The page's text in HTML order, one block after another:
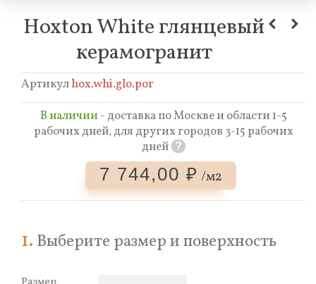
Hoxton White глянцевый
керамогранит
Артикулhox.whi.glo.por
В наличии - доставка по Москве и области 1-5
рабочих дней, для других городов 3-15 рабочих
дней
?
7 744,00 ₽ /м2
1. Выберите размер и поверхность